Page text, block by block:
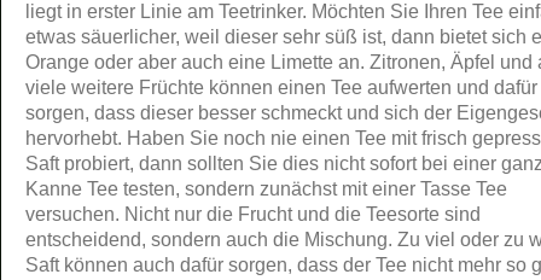
liegt in erster Linie am Teetrinker. Möchten Sie Ihren Tee
etwas säuerlicher, weil dieser sehr süß ist, dann bietet sich
Orange oder aber auch eine Limette an. Zitronen, Äpfel und
viele weitere Früchte können einen Tee aufwerten und dafür
sorgen, dass dieser besser schmeckt und sich der
hervorhebt. Haben Sie noch nie einen Tee mit frisch
Saft probiert, dann sollten Sie dies nicht sofort bei einer
Kanne Tee testen, sondern zunächst mit einer Tasse Tee
versuchen. Nicht nur die Frucht und die Teesorte sind
entscheidend, sondern auch die Mischung. Zu viel oder zu
Saft können auch dafür sorgen, dass der Tee nicht mehr so